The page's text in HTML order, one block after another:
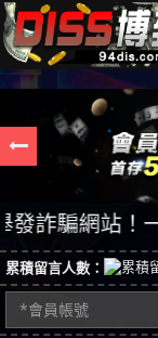
網站！一同
累積留言人數：